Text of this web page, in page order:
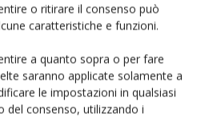
o ritirare il consenso può
caratteristiche e funzioni.
a quanto sopra o per fare
saranno applicate solamente a
le impostazioni in qualsiasi
consenso, utilizzando i
Twitter